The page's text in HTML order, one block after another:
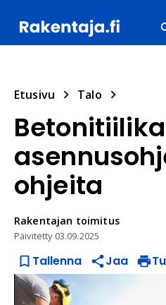
Etusivu Talo
ohjeita
Rakentajan toimitus
Päivitetty 03.09.2025
Tallenna Jaa